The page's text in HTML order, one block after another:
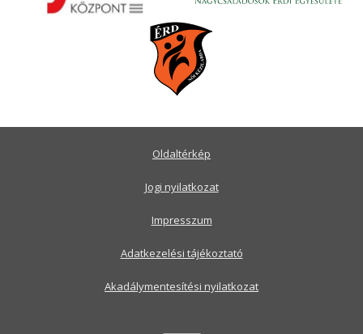
Oldaltérkép
Jogi nyilatkozat
Impresszum
Adatkezelési tájékoztató
Akadálymentesítési nyilatkozat